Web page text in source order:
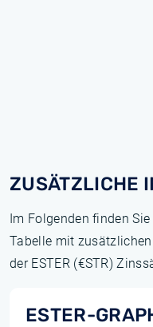
ZUSÄTZLICHE
Im Folgenden finden
Tabelle mit
der ESTER (€STR)
ESTER-